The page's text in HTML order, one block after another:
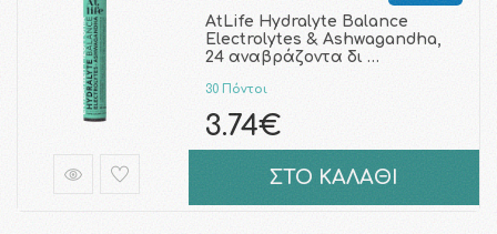
AtLife Hydralyte Balance
Electrolytes & Ashwagandha,
24 αναβράζοντα δι …
30 Πόντοι
3.74€
ΣΤΟ ΚΑΛΑΘΙ